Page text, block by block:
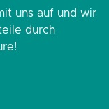
uns auf und wir
durch